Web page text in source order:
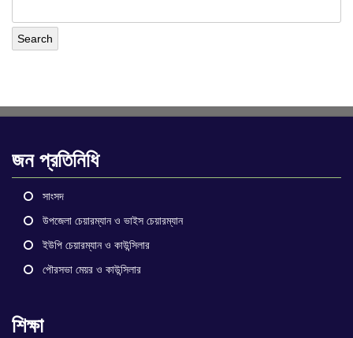
জন প্রতিনিধি
সাংসদ
উপজেলা চেয়ারম্যান ও ভাইস চেয়ারম্যান
ইউপি চেয়ারম্যান ও কাউন্সিলার
পৌরসভা মেয়র ও কাউন্সিলার
শিক্ষা